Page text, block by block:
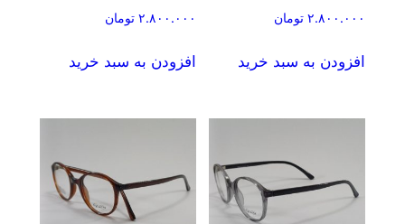
۲.۸۰۰.۰۰۰ تومان
افزودن به سبد خرید
۲.۸۰۰.۰۰۰ تومان
افزودن به سبد خرید